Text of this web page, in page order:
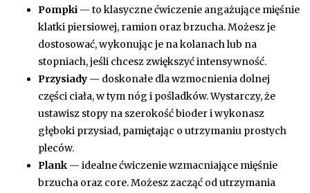
Pompki — to klasyczne ćwiczenie angażujące mięśnie
klatki piersiowej, ramion oraz brzucha. Możesz je
dostosować, wykonując je na kolanach lub na
stopniach, jeśli chcesz zwiększyć intensywność.
Przysiady — doskonałe dla wzmocnienia dolnej
części ciała, w tym nóg i pośladków. Wystarczy, że
ustawisz stopy na szerokość bioder i wykonasz
głęboki przysiad, pamiętając o utrzymaniu prostych
pleców.
Plank — idealne ćwiczenie wzmacniające mięśnie
brzucha oraz core. Możesz zacząć od utrzymania